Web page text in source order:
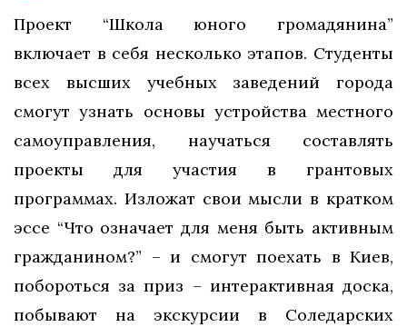
Проект “Школа юного громадянина”
включает в себя несколько этапов. Студенты
всех высших учебных заведений города
смогут узнать основы устройства местного
самоуправления, научаться составлять
проекты для участия в грантовых
программах. Изложат свои мысли в кратком
эссе “Что означает для меня быть активным
гражданином?” – и смогут поехать в Киев,
побороться за приз – интерактивная доска,
побывают на экскурсии в Соледарских